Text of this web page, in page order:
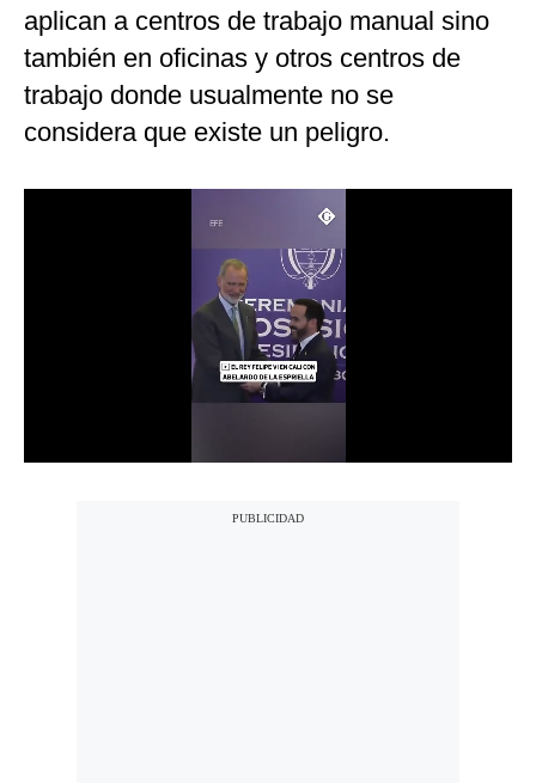
España
Internacional
Tecnología
aplican a centros de trabajo manual sino
también en oficinas y otros centros de
trabajo donde usualmente no se
considera que existe un peligro.